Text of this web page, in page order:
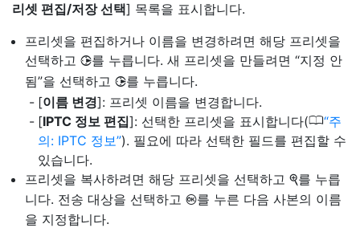
리셋 편집/저장 선택] 목록을 표시합니다.
프리셋을 편집하거나 이름을 변경하려면 해당 프리셋을
선택하고 2를 누릅니다. 새 프리셋을 만들려면 “지정 안
됨”을 선택하고 2를 누릅니다.
[이름 변경]: 프리셋 이름을 변경합니다.
[IPTC 정보 편집]: 선택한 프리셋을 표시합니다(0 주
의: IPTC 정보 ). 필요에 따라 선택한 필드를 편집할 수
있습니다.
프리셋을 복사하려면 해당 프리셋을 선택하고 X를 누릅
니다. 전송 대상을 선택하고 J를 누른 다음 사본의 이름
을 지정합니다.